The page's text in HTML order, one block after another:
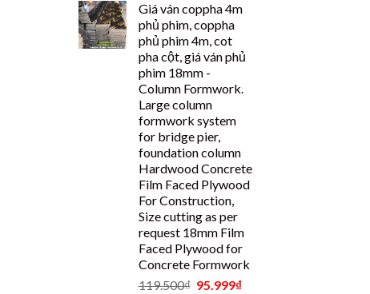
Giá ván coppha 4m
phủ phim, coppha
phủ phim 4m, cot
pha cột, giá ván phủ
phim 18mm -
Column Formwork.
Large column
formwork system
for bridge pier,
foundation column
Hardwood Concrete
Film Faced Plywood
For Construction,
Size cutting as per
request 18mm Film
Faced Plywood for
Concrete Formwork
119.500₫ 95.999₫